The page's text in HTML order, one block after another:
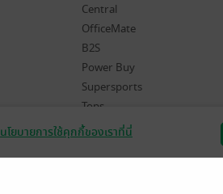
Central
OfficeMate
B2S
Power Buy
Supersports
Tops
Hytexts
สมัครขายอีบุ๊ก
นโยบายการใช้คุกกี้ของเราที่นี่